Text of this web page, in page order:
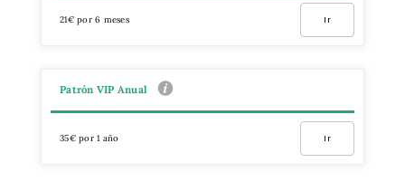
21€ por 6 meses Ir
Patrón VIP Anual
35€ por 1 año Ir